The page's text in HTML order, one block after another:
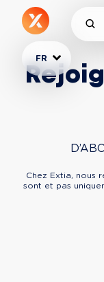
FR
Chez Extia, nous
sont et pas